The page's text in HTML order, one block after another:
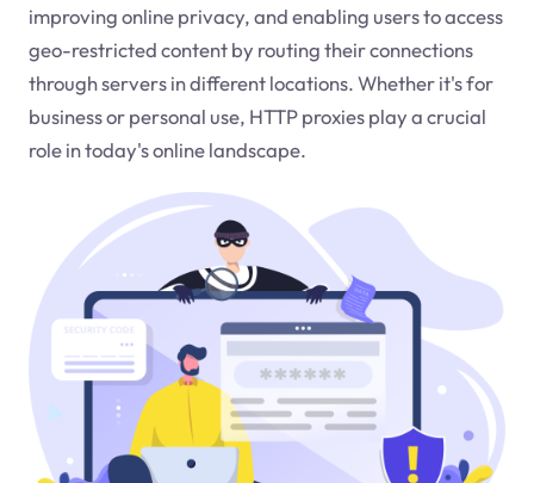
improving online privacy, and enabling users to access
geo-restricted content by routing their connections
through servers in different locations. Whether it's for
business or personal use, HTTP proxies play a crucial
role in today's online landscape.